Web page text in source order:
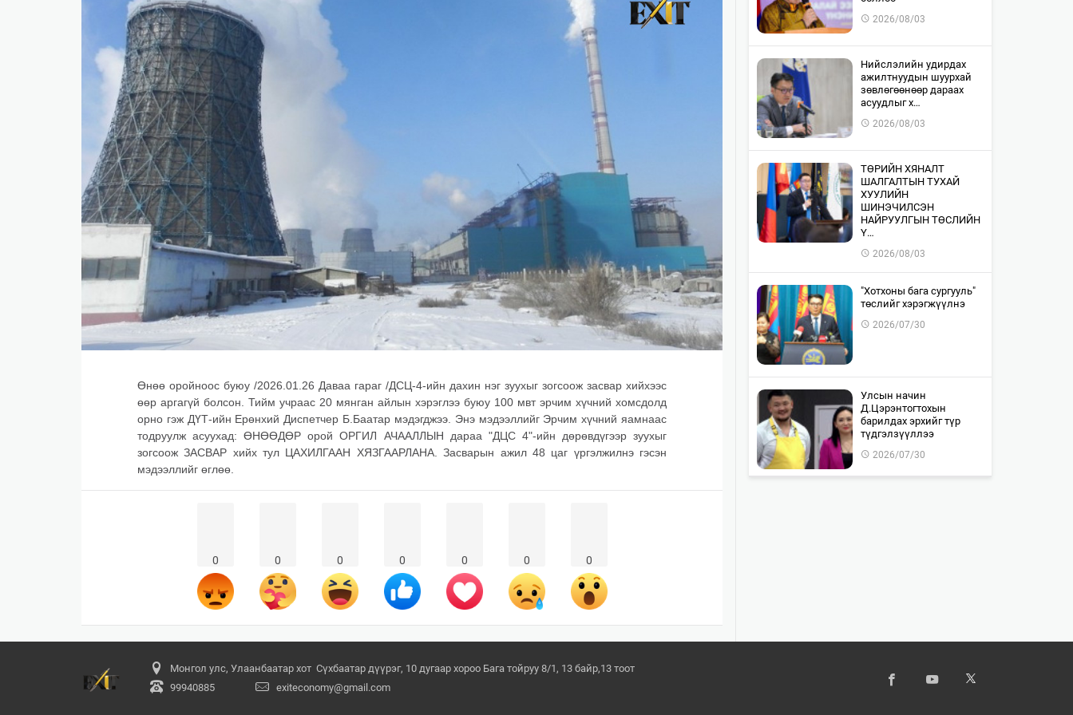
​БНСУ-д аялахдаа үзвэр, үйлчилгээний хөнгөлөлт хэрхэн авах вэ?
2025 онд эдийн засаг 90 их наяд төгрөгт хүрч, 6.8 хувиар өсжээ
​Г.Дамдинням: 66 мянган тонн АИ-92 автобензин авах захиалга хийсэн
Өнөө оройноос буюу /2026.01.26 Даваа гараг /ДСЦ-4-ийн дахин нэг зуухыг зогсоож засвар хийхээс
өөр аргагүй болсон. Тийм учраас 20 мянган айлын хэрэглээ буюу 100 мвт эрчим хүчний хомсдолд
орно гэж ДҮТ-ийн Ерөнхий Диспетчер Б.Баатар мэдэгджээ. Энэ мэдээллийг Эрчим хүчний яамнаас
тодруулж асуухад: ӨНӨӨДӨР орой ОРГИЛ АЧААЛЛЫН дараа "ДЦС 4"-ийн дөрөвдүгээр зуухыг
зогсоож ЗАСВАР хийх тул ЦАХИЛГААН ХЯЗГААРЛАНА. Засварын ажил 48 цаг үргэлжилнэ гэсэн
мэдээллийг өглөө.
0 0 0 0 0 0 0
2026/08/03
​Нийслэлийн удирдах
ажилтнуудын шуурхай
зөвлөгөөнөөр дараах
асуудлыг х…
2026/08/03
​ТӨРИЙН ХЯНАЛТ
ШАЛГАЛТЫН ТУХАЙ
ХУУЛИЙН
ШИНЭЧИЛСЭН
НАЙРУУЛГЫН ТӨСЛИЙН
Ү…
2026/08/03
"Хотхоны бага сургууль"
төслийг хэрэгжүүлнэ
2026/07/30
Улсын начин
Д.Цэрэнтогтохын
барилдах эрхийг түр
түдгэлзүүллээ
2026/07/30
Монгол улс, Улаанбаатар хот Сүхбаатар дүүрэг, 10 дугаар хороо Бага тойруу 8/1, 13 байр,13 тоот
99940885
exiteconomy@gmail.com